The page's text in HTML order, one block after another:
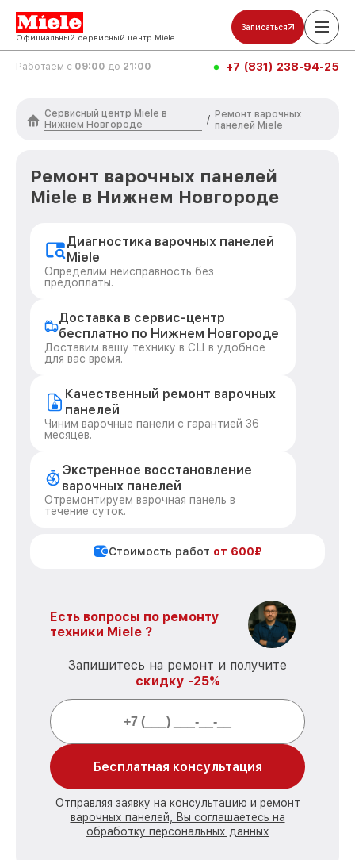
Официальный сервисный центр Miele
Записаться
Работаем с 09:00 до 21:00 +7 (831) 238-94-25
Сервисный центр Miele в
Нижнем Новгороде
/ Ремонт варочных
панелей Miele
Ремонт варочных панелей
Miele в Нижнем Новгороде
Диагностика варочных панелей
Miele
Определим неисправность без
предоплаты.
Доставка в сервис-центр
бесплатно по Нижнем Новгороде
Доставим вашу технику в СЦ в удобное
для вас время.
Качественный ремонт варочных
панелей
Чиним варочные панели с гарантией 36
месяцев.
Экстренное восстановление
варочных панелей
Отремонтируем варочная панель в
течение суток.
Стоимость работ от 600₽
Есть вопросы по ремонту
техники Miele ?
Запишитесь на ремонт и получите
скидку -25%
Бесплатная консультация
Отправляя заявку на консультацию и ремонт
варочных панелей, Вы соглашаетесь на
обработку персональных данных